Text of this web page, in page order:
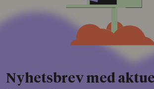
Nyhetsbrev med